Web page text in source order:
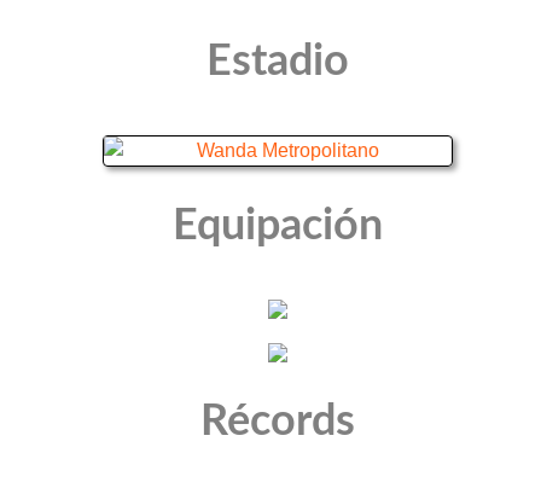
Estadio
Equipación
Récords